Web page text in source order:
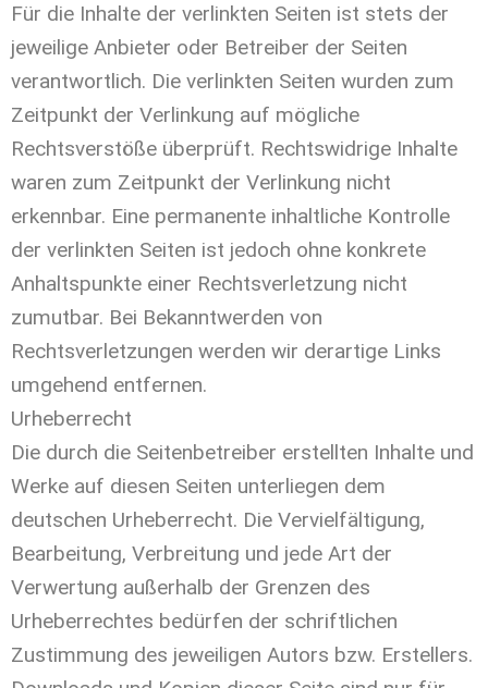
Für die Inhalte der verlinkten Seiten ist stets der
jeweilige Anbieter oder Betreiber der Seiten
verantwortlich. Die verlinkten Seiten wurden zum
Zeitpunkt der Verlinkung auf mögliche
Rechtsverstöße überprüft. Rechtswidrige Inhalte
waren zum Zeitpunkt der Verlinkung nicht
erkennbar. Eine permanente inhaltliche Kontrolle
der verlinkten Seiten ist jedoch ohne konkrete
Anhaltspunkte einer Rechtsverletzung nicht
zumutbar. Bei Bekanntwerden von
Rechtsverletzungen werden wir derartige Links
umgehend entfernen.
Urheberrecht
Die durch die Seitenbetreiber erstellten Inhalte und
Werke auf diesen Seiten unterliegen dem
deutschen Urheberrecht. Die Vervielfältigung,
Bearbeitung, Verbreitung und jede Art der
Verwertung außerhalb der Grenzen des
Urheberrechtes bedürfen der schriftlichen
Zustimmung des jeweiligen Autors bzw. Erstellers.